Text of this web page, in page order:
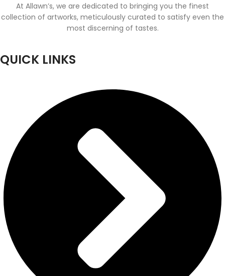
At Allawn’s, we are dedicated to bringing you the finest
collection of artworks, meticulously curated to satisfy even the
most discerning of tastes.
QUICK LINKS